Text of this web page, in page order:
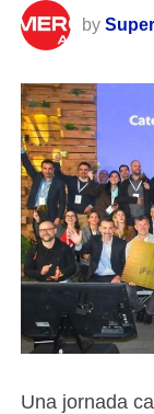
by
Una jornada